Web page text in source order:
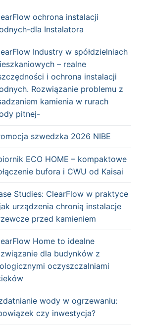
ochrona instalacji
dla Instalatora
Industry w spółdzielniach
– realne
i ochrona instalacji
Rozwiązanie problemu z
kamienia w rurach
pitnej-
szwedzka 2026 NIBE
ECO HOME – kompaktowe
bufora i CWU od Kaisai
Studies: ClearFlow w praktyce
urządzenia chronią instalacje
przed kamieniem
Home to idealne
dla budynków z
oczyszczalniami
wody w ogrzewaniu:
czy inwestycja?